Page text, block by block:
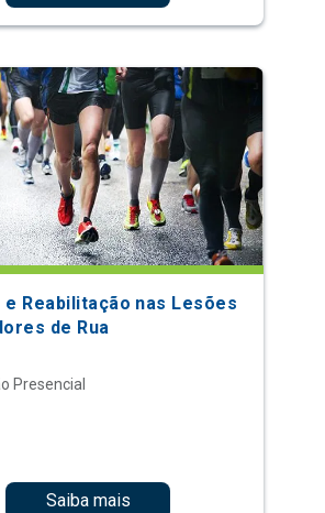
Reabilitação nas Lesões
de Rua
Presencial
Saiba mais